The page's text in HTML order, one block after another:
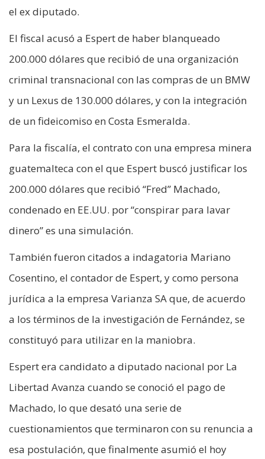
el ex diputado.
El fiscal acusó a Espert de haber blanqueado
200.000 dólares que recibió de una organización
criminal transnacional con las compras de un BMW
y un Lexus de 130.000 dólares, y con la integración
de un fideicomiso en Costa Esmeralda.
Para la fiscalía, el contrato con una empresa minera
guatemalteca con el que Espert buscó justificar los
200.000 dólares que recibió “Fred” Machado,
condenado en EE.UU. por “conspirar para lavar
dinero” es una simulación.
También fueron citados a indagatoria Mariano
Cosentino, el contador de Espert, y como persona
jurídica a la empresa Varianza SA que, de acuerdo
a los términos de la investigación de Fernández, se
constituyó para utilizar en la maniobra.
Espert era candidato a diputado nacional por La
Libertad Avanza cuando se conoció el pago de
Machado, lo que desató una serie de
cuestionamientos que terminaron con su renuncia a
esa postulación, que finalmente asumió el hoy